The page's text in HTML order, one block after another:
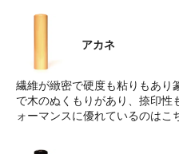
アカネ
繊維が緻密で硬度も粘りもあり
で木のぬくもりがあり、捺印性
ォーマンスに優れているのはこ